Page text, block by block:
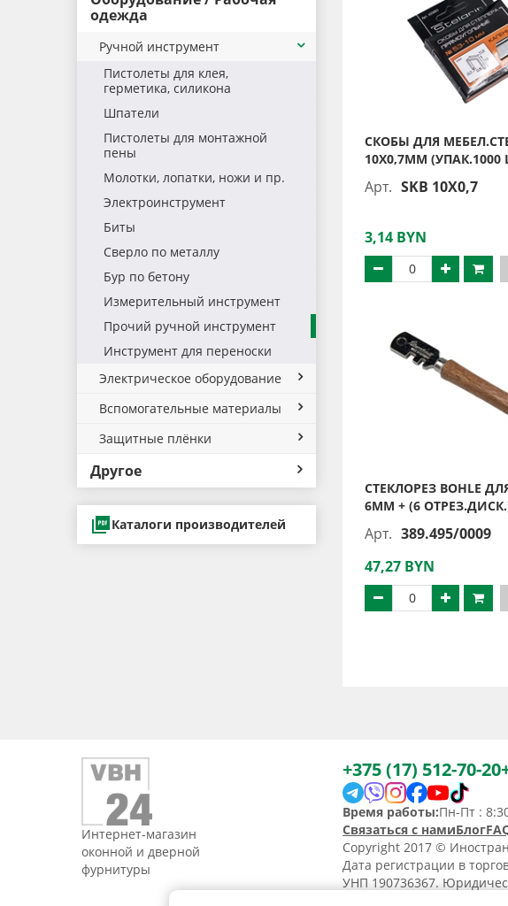
одежда
Ручной инструмент
Пистолеты для клея,
герметика, силикона
Шпатели
Пистолеты для монтажной
пены
Молотки, лопатки, ножи и пр.
Электроинструмент
Биты
Сверло по металлу
Бур по бетону
Измерительный инструмент
Прочий ручной инструмент
Инструмент для переноски
Электрическое оборудование
Вспомогательные материалы
Защитные плёнки
Другое
Каталоги производителей
СКОБЫ ДЛЯ
10Х0,7ММ (УПАК.1000
Арт. SKB 10X0,7
3,14 BYN
СТЕКЛОРЕЗ BOHLE
6ММ + (6
Арт. 389.495/0009
47,27 BYN
Интернет-магазин
оконной и дверной
фурнитуры
+375 (17) 512-70-20
Время работы:Пн-Пт :
Связаться с намиБлог
Copyright 2017 ©
Дата регистрации в
УНП 190736367.